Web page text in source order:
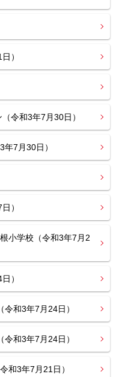
）
令和3年7月30日）
7月30日）
）
小学校（令和3年7月2
）
和3年7月24日）
和3年7月24日）
和3年7月21日）